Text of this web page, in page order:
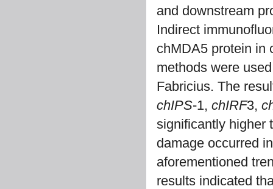
and downstream
Indirect
chMDA5 protein in
methods were
Fabricius. The
chIPS-1, chIRF3,
significantly higher
damage occurred
aforementioned
results indicated